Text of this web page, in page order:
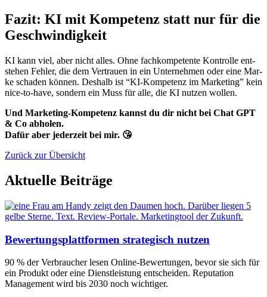
Fazit: KI mit Kompetenz statt nur für die
Geschwindigkeit
KI kann viel, aber nicht alles. Ohne fach­kom­pe­ten­te Kon­trol­le ent­
ste­hen Feh­ler, die dem Ver­trau­en in ein Unter­neh­men oder eine Mar­
ke scha­den kön­nen. Des­halb ist “KI-Kom­pe­tenz im Mar­ke­ting” kein
nice-to-have, son­dern ein Muss für alle, die KI nut­zen wol­len.
Und Mar­ke­ting-Kom­pe­tenz kannst du dir nicht bei Chat GPT
& Co abho­len.
Dafür aber jeder­zeit bei mir. 😘
Zurück zur Übersicht
Aktuelle Beiträge
Bewertungsplattformen strategisch nutzen
90 % der Ver­brau­cher lesen Online-Bewer­tun­gen, bevor sie sich für
ein Pro­dukt oder eine Dienst­leis­tung ent­schei­den. Repu­ta­ti­on
Manage­ment wird bis 2030 noch wich­ti­ger.